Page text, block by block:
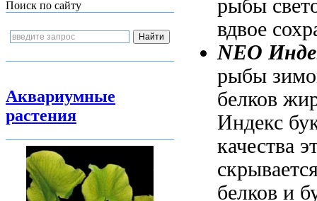
Поиск по сайту
Аквариумные
растения
рыбы
вдвое
NEO
рыбы
белков
Индекс
качества
белков и